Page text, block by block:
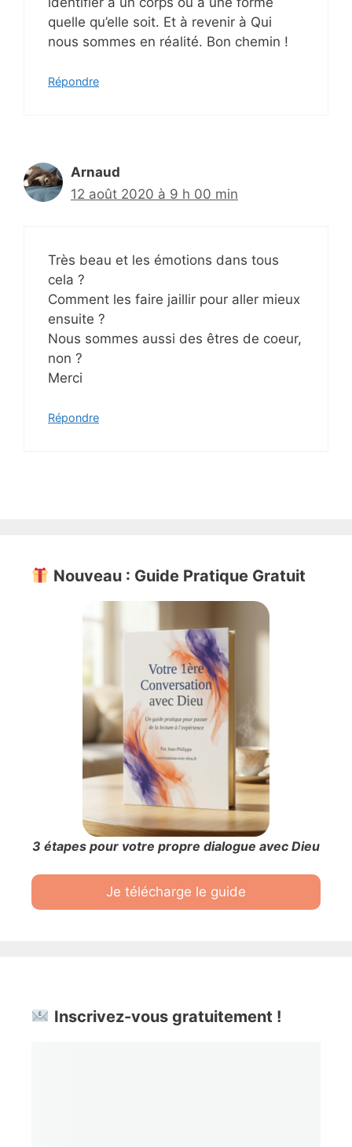
quelle qu’elle soit. Et à revenir à Qui
nous sommes en réalité. Bon chemin !
Répondre
Arnaud
12 août 2020 à 9 h 00 min
Très beau et les émotions dans tous
cela ?
Comment les faire jaillir pour aller mieux
ensuite ?
Nous sommes aussi des êtres de coeur,
non ?
Merci
Répondre
Nouveau : Guide Pratique Gratuit
3 étapes pour votre propre dialogue avec Dieu
Je télécharge le guide
Inscrivez-vous gratuitement !